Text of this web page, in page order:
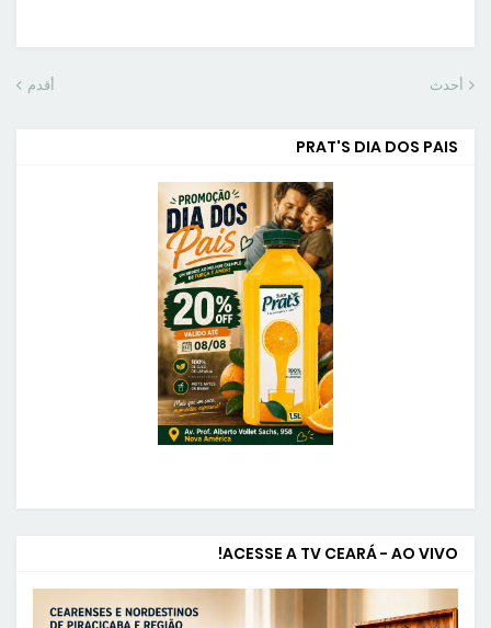
أحدث أقدم
PRAT'S DIA DOS PAIS
ACESSE A TV CEARÁ - AO VIVO!